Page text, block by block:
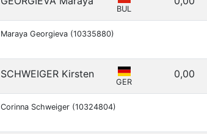
BUL
Maraya Georgieva (10335880)
SCHWEIGER Kirsten
GER
0,00
Corinna Schweiger (10324804)